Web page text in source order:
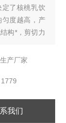
了核桃乳饮
匀度越高，产
构*，剪切力
生产厂家
1779
我们